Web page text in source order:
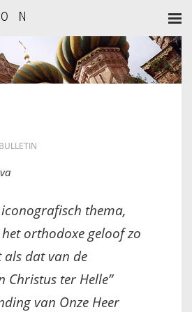
BULLETIN
thema,
orthodoxe geloof zo
als dat van de
Christus ter Helle”
van Onze Heer